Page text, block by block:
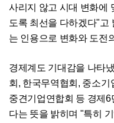
사리지 않고 시대 변화에
도록 최선을 다하겠다"고
는 인용으로 변화와 도전
경제계도 기대감을 나타
회, 한국무역협회, 중소
중견기업연합회 등 경제
다는 뜻을 밝히며 "특히